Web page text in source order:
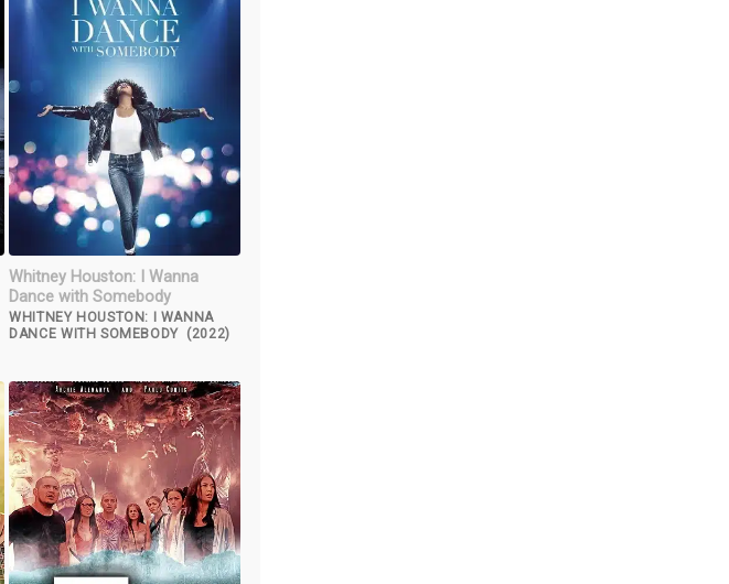
Whitney Houston: I Wanna
Dance with Somebody
WHITNEY HOUSTON: I WANNA
DANCE WITH SOMEBODY (2022)